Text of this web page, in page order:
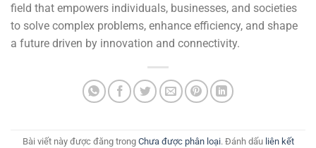
field that empowers individuals, businesses, and societies
to solve complex problems, enhance efficiency, and shape
a future driven by innovation and connectivity.
Bài viết này được đăng trong Chưa được phân loại. Đánh dấu liên kết